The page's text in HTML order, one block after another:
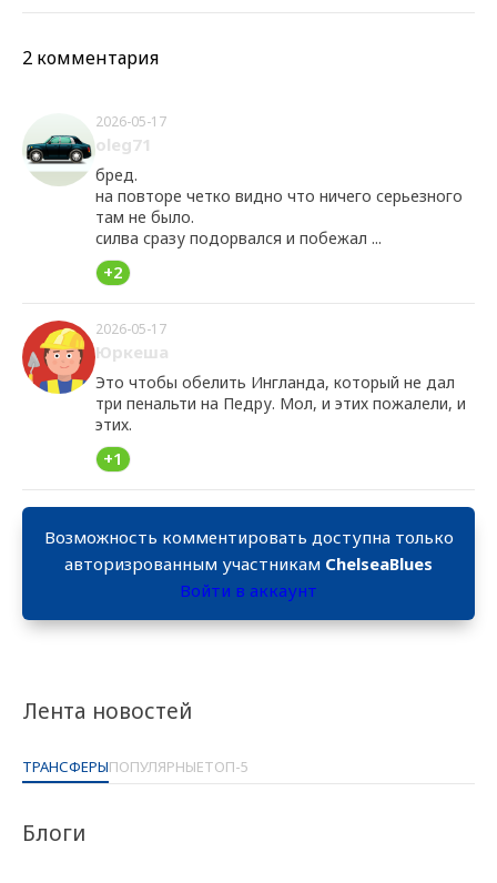
Лента новостей
ТРАНСФЕРЫПОПУЛЯРНЫЕТОП-5
Блоги
2 комментария
2026-05-17
oleg71
бред.
на повторе четко видно что ничего серьезного
там не было.
силва сразу подорвался и побежал ...
+2
2026-05-17
Юркеша
Это чтобы обелить Ингланда, который не дал
три пенальти на Педру. Мол, и этих пожалели, и
этих.
+1
Возможность комментировать доступна только
авторизрованным участникам ChelseaBlues
Войти в аккаунт